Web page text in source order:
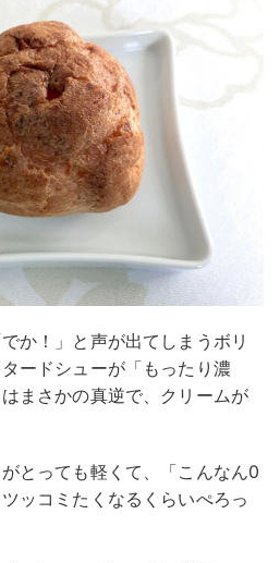
か！」と声が出てしまうボリ
ードシューが「もったり濃
まさかの真逆で、クリームが
とっても軽くて、「こんなん0
ッコミたくなるくらいぺろっ